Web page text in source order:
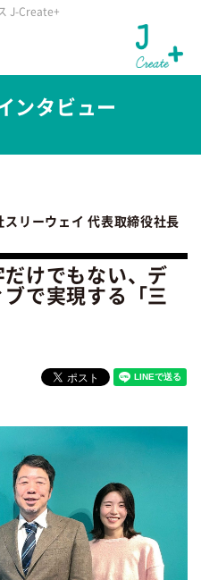
J-Create+
ンタビュー
リーウェイ 代表取締役社長
けでもない、デ
で実現する「三